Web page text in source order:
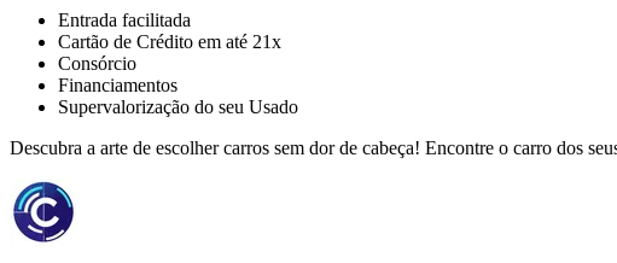
Entrada facilitada
Cartão de Crédito em até 21x
Consórcio
Financiamentos
Supervalorização do seu Usado
Descubra a arte de escolher carros sem dor de cabeça! Encontre o carro dos